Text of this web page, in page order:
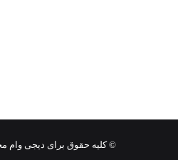
© کلیه حقوق برای دیجی وام